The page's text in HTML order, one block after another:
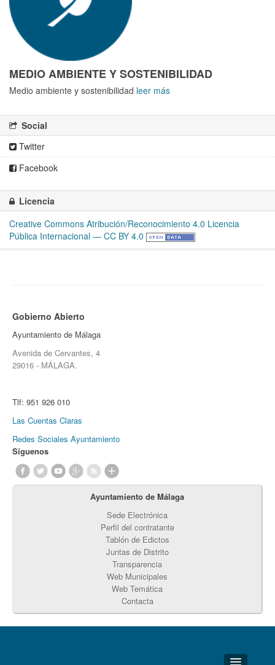
MEDIO AMBIENTE Y SOSTENIBILIDAD
Medio ambiente y sostenibilidad leer más
Social
Twitter
Facebook
Licencia
Creative Commons Atribución/Reconocimiento 4.0 Licencia
Pública Internacional — CC BY 4.0
Gobierno Abierto
Ayuntamiento de Málaga
Avenida de Cervantes, 4
29016 - MÁLAGA.
Tlf: 951 926 010
Las Cuentas Claras
Redes Sociales Ayuntamiento
Síguenos
Ayuntamiento de Málaga
Sede Electrónica
Perfil del contratante
Tablón de Edictos
Juntas de Distrito
Transparencia
Web Municipales
Web Temática
Contacta